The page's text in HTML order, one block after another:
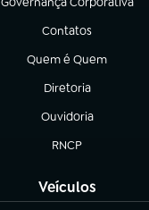
(abre em nova aba)
Contatos
(abre em nova aba)
Quem é Quem
(abre em nova aba)
Diretoria
(abre em nova aba)
Ouvidoria
(abre em nova aba)
RNCP
(abre em nova aba)
Veículos